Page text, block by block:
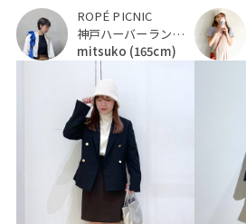
ROPÉ PICNIC
神戸ハーバーランドumie
mitsuko (165cm)